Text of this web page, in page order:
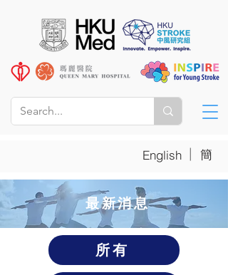
English | 簡
​最新消息
所有